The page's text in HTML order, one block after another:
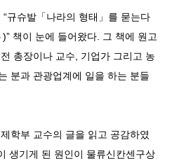
규슈발「나라의 형태」를 묻는다
책이 눈에 들어왔다. 그 책에 원고
총장이나 교수, 기업가 그리고 농
분과 관광업계에 일을 하는 분들
학부 교수의 글을 읽고 공감하였
생기게 된 원인이 물류신칸센구상